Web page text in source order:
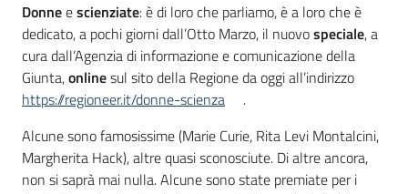
Donneescienziate: è di loro che parliamo, è a loro che è
dedicato, a pochi giorni dall’Otto Marzo, il nuovospeciale, a
cura dall’Agenzia di informazione e comunicazione della
Giunta,onlinesul sito della Regione da oggi all’indirizzo
https://regioneer.it/donne-scienza
.
Alcune sono famosissime (Marie Curie, Rita Levi Montalcini,
Margherita Hack), altre quasi sconosciute. Di altre ancora,
non si saprà mai nulla. Alcune sono state premiate per i